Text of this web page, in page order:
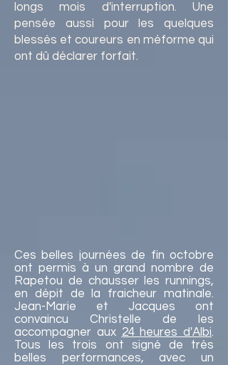
longs mois d'interruption. Une
pensée aussi pour les quelques
blessés et coureurs en méforme qui
ont dû déclarer forfait.
Ces belles journées de fin octobre
ont permis à un grand nombre de
Rapetou de chausser les runnings,
en dépit de la fraicheur matinale.
Jean-Marie et Jacques ont
convaincu Christelle de les
accompagner aux 24 heures d'Albi.
Tous les trois ont signé de très
belles performances, avec un